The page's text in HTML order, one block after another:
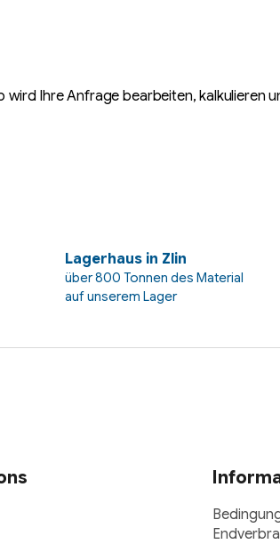
Ihre Anfrage bearbeiten, kalkulieren
Lagerhaus in Zlin
über 800 Tonnen des Material
auf unserem Lager